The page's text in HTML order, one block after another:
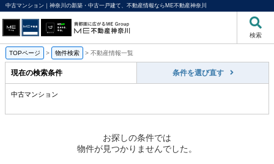
中古マンション｜神奈川の新築・中古一戸建て、不動産情報ならME不動産神奈川
検索
TOPページ > 物件検索 > 不動産情報一覧
現在の検索条件 条件を選び直す
中古マンション
お探しの条件では
物件が見つかりませんでした。